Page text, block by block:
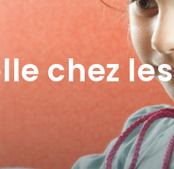
chez les